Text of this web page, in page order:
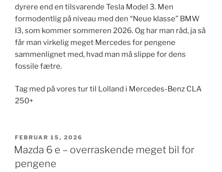
dyrere end en tilsvarende Tesla Model 3. Men
formodentlig på niveau med den “Neue klasse” BMW
I3, som kommer sommeren 2026. Og har man råd, ja så
får man virkelig meget Mercedes for pengene
sammenlignet med, hvad man må slippe for dens
fossile fætre.
Tag med på vores tur til Lolland i Mercedes-Benz CLA
250+
UDGIVET
DEN
FEBRUAR 15, 2026
Mazda 6 e – overraskende meget bil for
pengene